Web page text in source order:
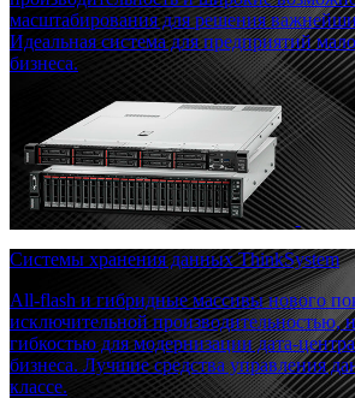
масштабирования для решения
Идеальная система для предприятий
бизнеса.
Системы хранения данных ThinkSystem
All-flash и гибридные массивы нового
исключительной производительностью,
гибкостью для модернизации дата-
бизнеса. Лучшие средства управления
классе.